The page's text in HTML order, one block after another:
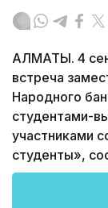
АЛМАТЫ. 4
встреча
Народного
студентами-
участниками
студенты»,